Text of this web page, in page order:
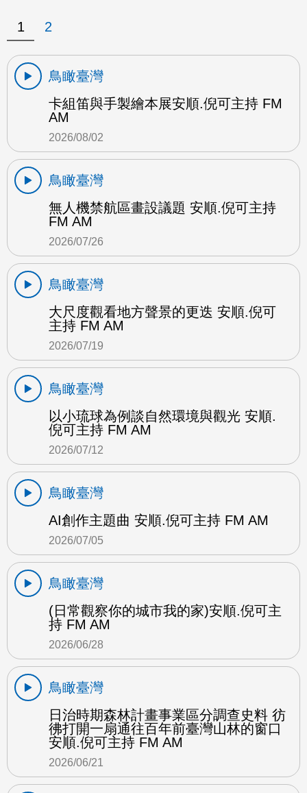
1 2
鳥瞰臺灣
卡組笛與手製繪本展安順.倪可主持 FM
AM
2026/08/02
鳥瞰臺灣
無人機禁航區畫設議題 安順.倪可主持
FM AM
2026/07/26
鳥瞰臺灣
大尺度觀看地方聲景的更迭 安順.倪可
主持 FM AM
2026/07/19
鳥瞰臺灣
以小琉球為例談自然環境與觀光 安順.
倪可主持 FM AM
2026/07/12
鳥瞰臺灣
AI創作主題曲 安順.倪可主持 FM AM
2026/07/05
鳥瞰臺灣
(日常觀察你的城市我的家)安順.倪可主
持 FM AM
2026/06/28
鳥瞰臺灣
日治時期森林計畫事業區分調查史料 彷
彿打開一扇通往百年前臺灣山林的窗口
安順.倪可主持 FM AM
2026/06/21